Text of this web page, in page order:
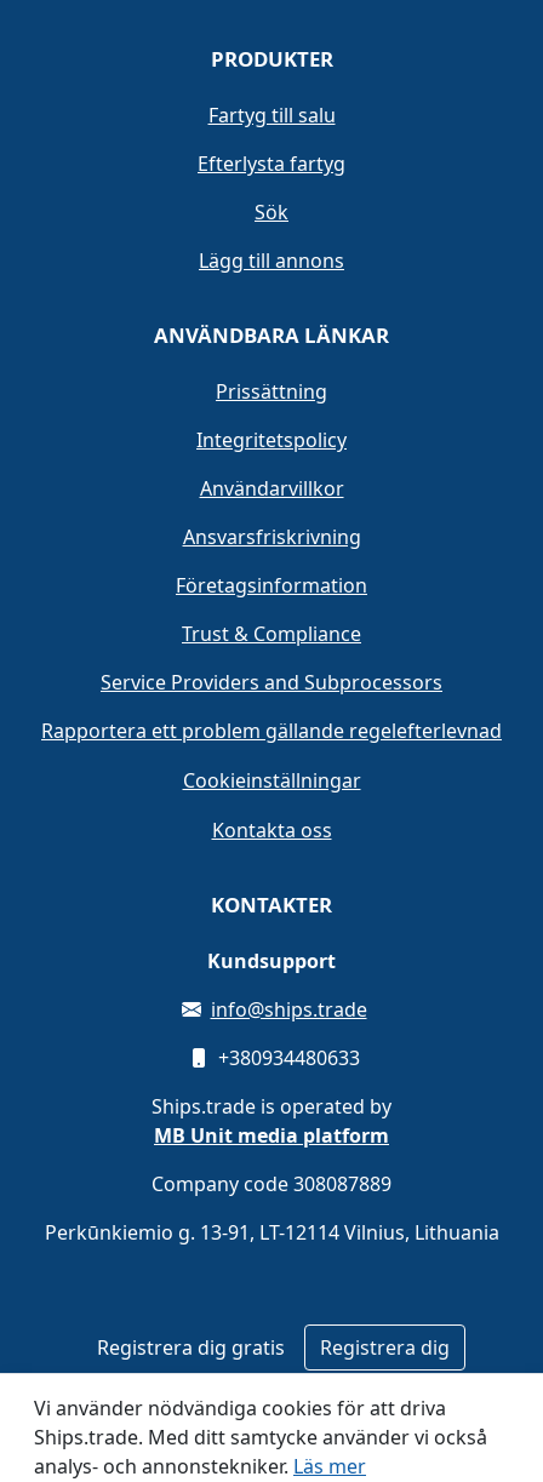
PRODUKTER
Fartyg till salu
Efterlysta fartyg
Sök
Lägg till annons
ANVÄNDBARA LÄNKAR
Prissättning
Integritetspolicy
Användarvillkor
Ansvarsfriskrivning
Företagsinformation
Trust & Compliance
Service Providers and Subprocessors
Rapportera ett problem gällande regelefterlevnad
Cookieinställningar
Kontakta oss
KONTAKTER
Kundsupport
info@ships.trade
+380934480633
Ships.trade is operated by
MB Unit media platform
Company code 308087889
Perkūnkiemio g. 13-91, LT-12114 Vilnius, Lithuania
Registrera dig gratis Registrera dig
© 2020–2026 Ships.trade. Operated byMB Unit media
platform.
Vi använder nödvändiga cookies för att driva
Ships.trade. Med ditt samtycke använder vi också
analys- och annonstekniker. Läs mer